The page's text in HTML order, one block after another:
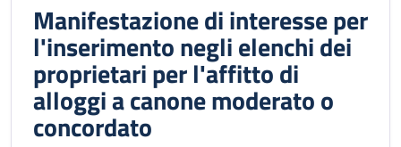
Manifestazione di interesse per
l'inserimento negli elenchi dei
proprietari per l'affitto di
alloggi a canone moderato o
concordato